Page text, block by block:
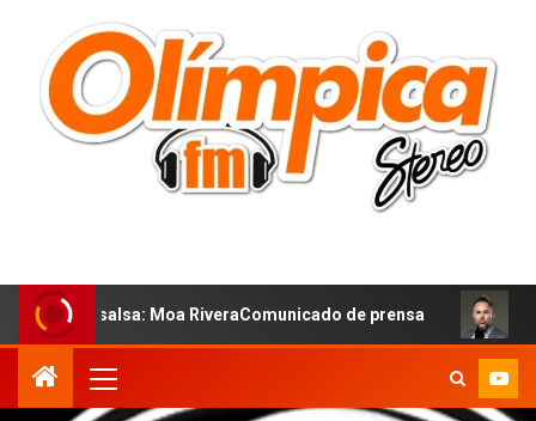
Moa RiveraComunicado de prensa MARCOS